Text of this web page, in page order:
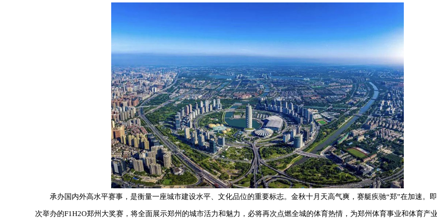
承办国内外高水平赛事，是衡量一座城市建设水平、文化品位的重要标志。金秋十月天高气爽，赛艇疾驰“郑”在加速。
次举办的F1H2O郑州大奖赛，将全面展示郑州的城市活力和魅力，必将再次点燃全城的体育热情，为郑州体育事业和体育产